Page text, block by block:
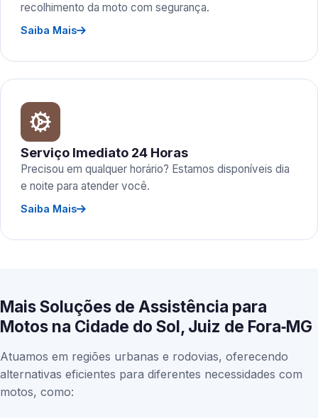
recolhimento da moto com segurança.
Saiba Mais
Serviço Imediato 24 Horas
Precisou em qualquer horário? Estamos disponíveis dia
e noite para atender você.
Saiba Mais
Mais Soluções de Assistência para
Motos na Cidade do Sol, Juiz de Fora‑MG
Atuamos em regiões urbanas e rodovias, oferecendo
alternativas eficientes para diferentes necessidades com
motos, como: